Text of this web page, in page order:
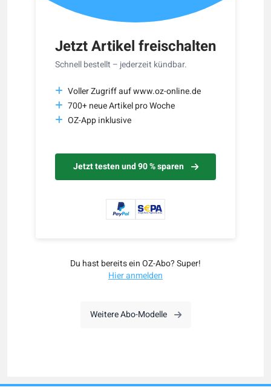
Jetzt Artikel freischalten
Schnell bestellt – jederzeit kündbar.
Voller Zugriff auf www.oz-online.de
700+ neue Artikel pro Woche
OZ-App inklusive
Jetzt testen und 90 % sparen
Du hast bereits ein OZ-Abo? Super!
Hier anmelden
Weitere Abo-Modelle